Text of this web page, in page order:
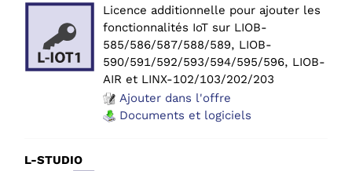
Licence additionnelle pour ajouter les
fonctionnalités IoT sur LIOB-
585/586/587/588/589, LIOB-
590/591/592/593/594/595/596, LIOB-
AIR et LINX-102/103/202/203
Ajouter dans l'offre
Documents et logiciels
L-STUDIO